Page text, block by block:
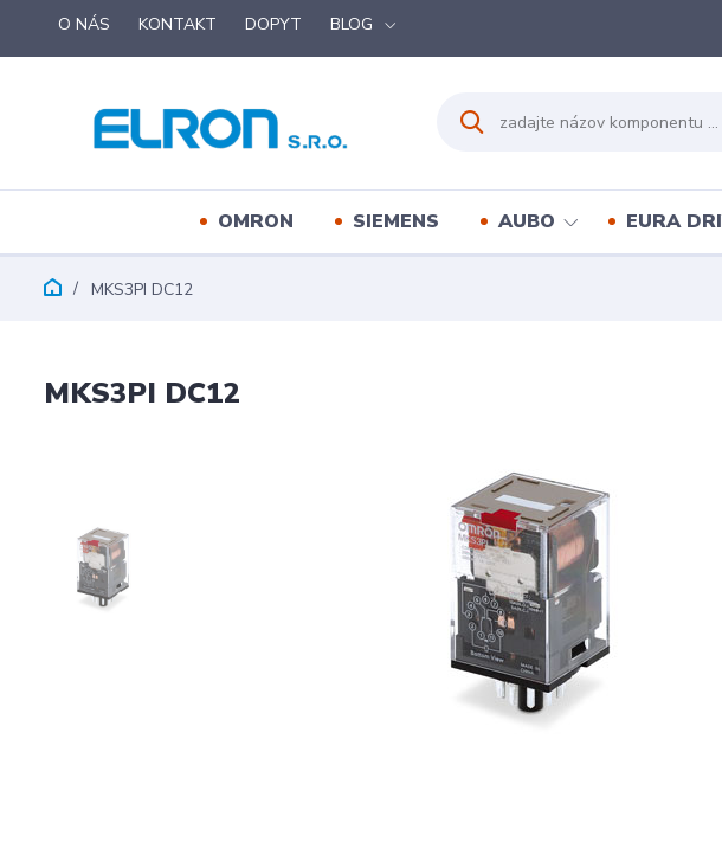
O NÁS KONTAKT DOPYT BLOG
OMRON SIEMENS AUBO EURA
MKS3PI DC12
MKS3PI DC12